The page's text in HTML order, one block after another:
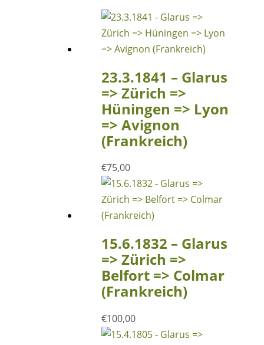
23.3.1841 – Glarus
=> Zürich =>
Hüningen => Lyon
=> Avignon
(Frankreich)
€75,00
15.6.1832 – Glarus
=> Zürich =>
Belfort => Colmar
(Frankreich)
€100,00